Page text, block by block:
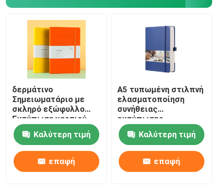
δερμάτινο
Σημειωματάριο με
σκληρό εξώφυλλο
Εκτύπωση χαρτιού
τέχνης Υπηρεσίες
εκτύπωσης βιβλίων
με σκληρό εξώφυλλο
Καλύτερη τιμή
επαφή
A5 τυπωμένη στιλπνή
ελασματοποίηση
συνήθειας
εκτύπωσης
σημειωματάριων
βιβλίων με σκληρό
εξώφυλλο
Καλύτερη τιμή
επαφή